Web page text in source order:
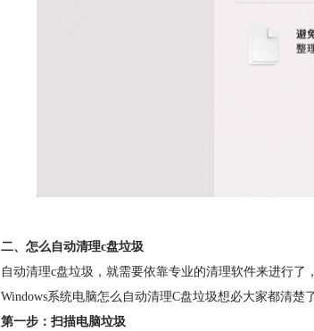
二、怎么自动清理c盘垃圾
自动清理c盘垃圾，就需要依靠专业的清理软件来进行了
Windows系统电脑怎么自动清理C盘垃圾想必大家都清楚
第一步：扫描电脑垃圾